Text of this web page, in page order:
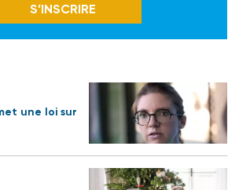
S’INSCRIRE
une loi sur